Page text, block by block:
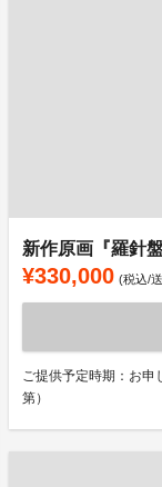
新作原画『羅針
¥330,000 (税込/
ご提供予定時期：お申
第）